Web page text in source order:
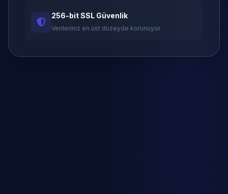
256-bit SSL Güvenlik
Verileriniz en üst düzeyde korunuyor